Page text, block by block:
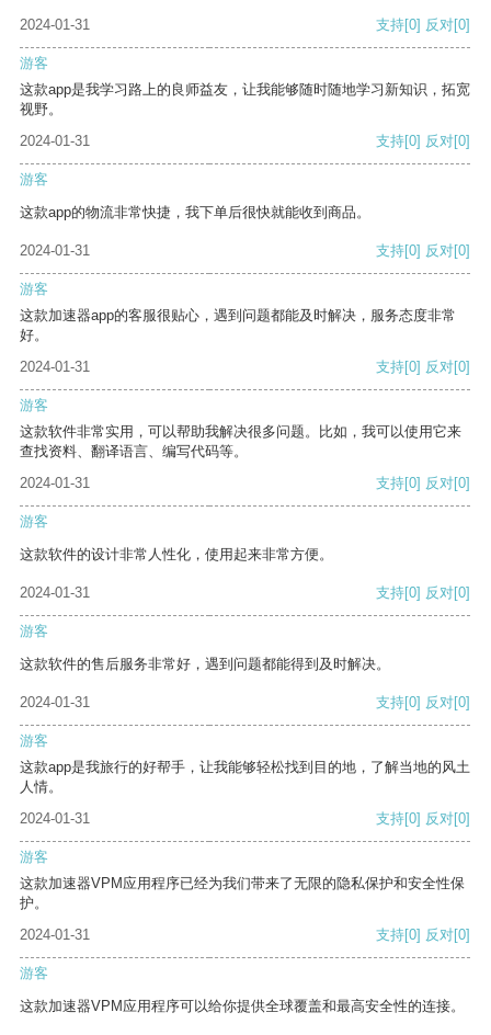
2024-01-31
支持[0] 反对[0]
游客
这款app是我学习路上的良师益友，让我能够随时随地学习新知识，拓宽
视野。
2024-01-31
支持[0] 反对[0]
游客
这款app的物流非常快捷，我下单后很快就能收到商品。
2024-01-31 支持[0] 反对[0]
游客
这款加速器app的客服很贴心，遇到问题都能及时解决，服务态度非常
好。
2024-01-31
支持[0] 反对[0]
游客
这款软件非常实用，可以帮助我解决很多问题。比如，我可以使用它来
查找资料、翻译语言、编写代码等。
2024-01-31
支持[0] 反对[0]
游客
这款软件的设计非常人性化，使用起来非常方便。
2024-01-31 支持[0] 反对[0]
游客
这款软件的售后服务非常好，遇到问题都能得到及时解决。
2024-01-31 支持[0] 反对[0]
游客
这款app是我旅行的好帮手，让我能够轻松找到目的地，了解当地的风土
人情。
2024-01-31
支持[0] 反对[0]
游客
这款加速器VPM应用程序已经为我们带来了无限的隐私保护和安全性保
护。
2024-01-31
支持[0] 反对[0]
游客
这款加速器VPM应用程序可以给你提供全球覆盖和最高安全性的连接。